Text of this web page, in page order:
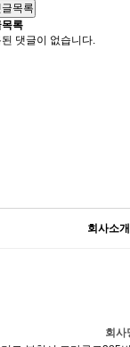
글목록
목록
된 댓글이 없습니다.
회사소개
회사